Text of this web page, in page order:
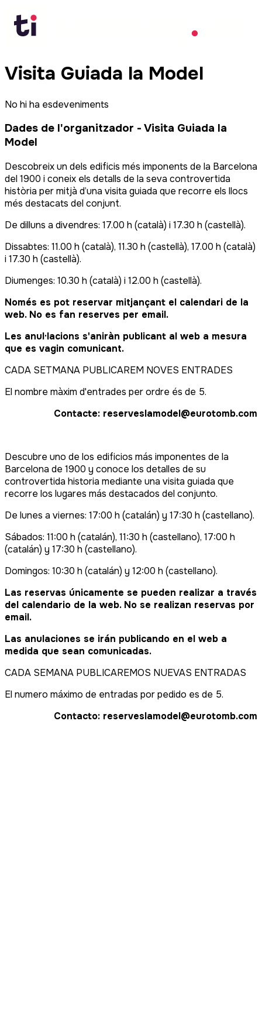
Visita Guiada la Model
No hi ha esdeveniments
Dades de l'organitzador - Visita Guiada la
Model
Descobreix un dels edificis més imponents de la Barcelona
del 1900 i coneix els detalls de la seva controvertida
història per mitjà d’una visita guiada que recorre els llocs
més destacats del conjunt.
De dilluns a divendres: 17.00 h (català) i 17.30 h (castellà).
Dissabtes: 11.00 h (català), 11.30 h (castellà), 17.00 h (català)
i 17.30 h (castellà).
Diumenges: 10.30 h (català) i 12.00 h (castellà).
Només es pot reservar mitjançant el calendari de la
web. No es fan reserves per email.
Les anul·lacions s'aniràn publicant al web a mesura
que es vagin comunicant.
CADA SETMANA PUBLICAREM NOVES ENTRADES
El nombre màxim d'entrades per ordre és de 5.
Contacte: reserveslamodel@eurotomb.com
Descubre uno de los edificios más imponentes de la
Barcelona de 1900 y conoce los detalles de su
controvertida historia mediante una visita guiada que
recorre los lugares más destacados del conjunto.
De lunes a viernes: 17:00 h (catalán) y 17:30 h (castellano).
Sábados: 11:00 h (catalán), 11:30 h (castellano), 17:00 h
(catalán) y 17:30 h (castellano).
Domingos: 10:30 h (catalán) y 12:00 h (castellano).
Las reservas únicamente se pueden realizar a través
del calendario de la web. No se realizan reservas por
email.
Las anulaciones se irán publicando en el web a
medida que sean comunicadas.
CADA SEMANA PUBLICAREMOS NUEVAS ENTRADAS
El numero máximo de entradas por pedido es de 5.
Contacto: reserveslamodel@eurotomb.com